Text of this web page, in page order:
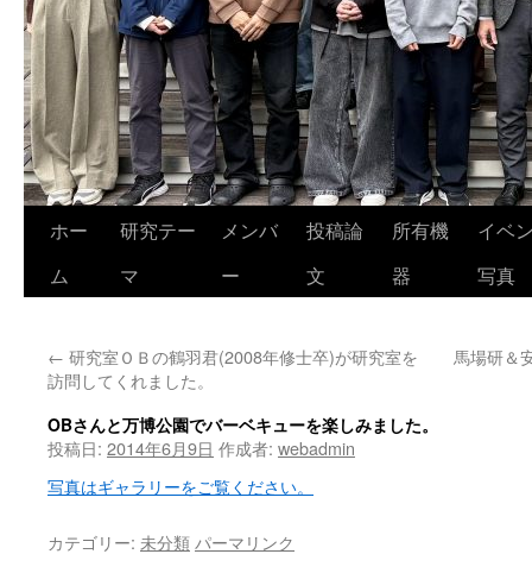
ホー
ム
研究テー
マ
メンバ
ー
投稿論
文
所有機
器
イベ
写真
← 研究室ＯＢの鶴羽君(2008年修士卒)が研究室を
訪問してくれました。
馬場研＆
OBさんと万博公園でバーベキューを楽しみました。
投稿日: 2014年6月9日 作成者: webadmin
写真はギャラリーをご覧ください。
カテゴリー: 未分類 パーマリンク